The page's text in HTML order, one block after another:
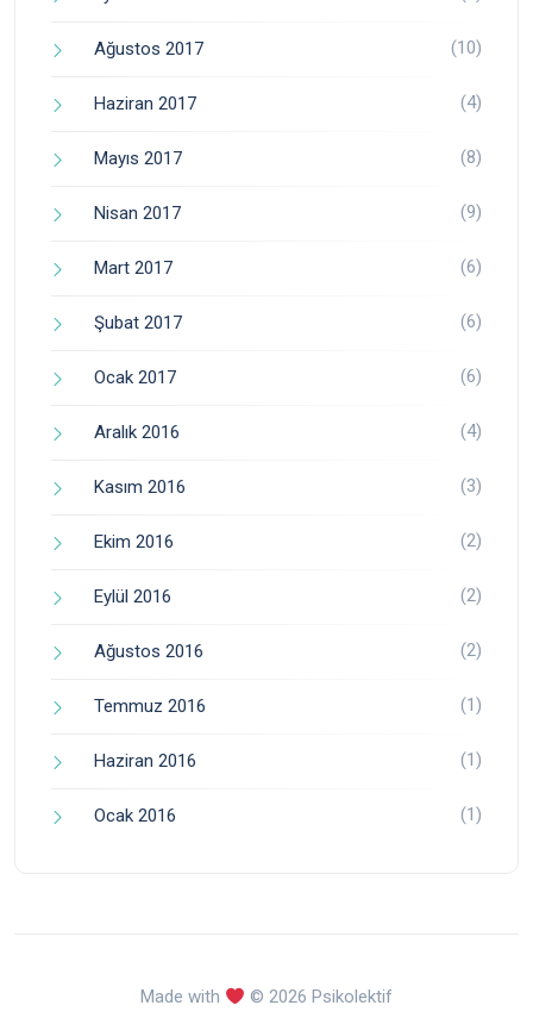
Ağustos 2017 (10)
Haziran 2017 (4)
Mayıs 2017 (8)
Nisan 2017 (9)
Mart 2017 (6)
Şubat 2017 (6)
Ocak 2017 (6)
Aralık 2016 (4)
Kasım 2016 (3)
Ekim 2016 (2)
Eylül 2016 (2)
Ağustos 2016 (2)
Temmuz 2016 (1)
Haziran 2016 (1)
Ocak 2016 (1)
Made with © 2026 Psikolektif